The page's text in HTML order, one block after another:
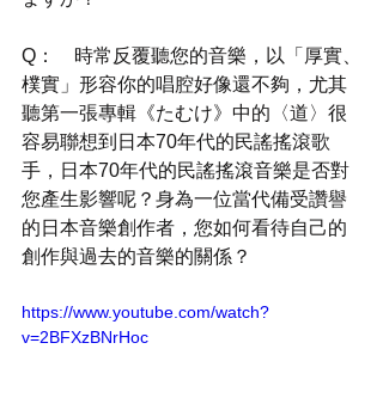
Q：　時常反覆聽您的音樂，以「厚實、
樸實」形容你的唱腔好像還不夠，尤其
聽第一張專輯《たむけ》中的〈道〉很
容易聯想到日本70年代的民謠搖滾歌
手，日本70年代的民謠搖滾音樂是否對
您產生影響呢？身為一位當代備受讚譽
的日本音樂創作者，您如何看待自己的
創作與過去的音樂的關係？
https://www.youtube.com/watch?
v=2BFXzBNrHoc